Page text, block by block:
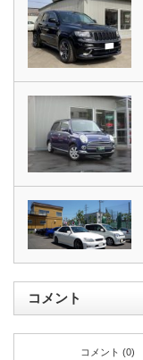
コメント
コメント (0)